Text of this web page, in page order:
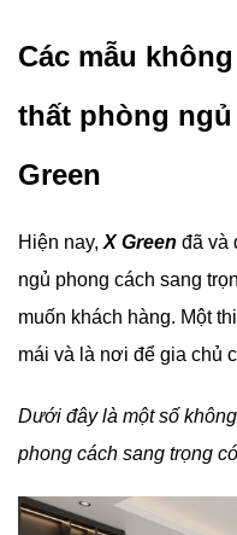
Các mẫu
thất phòng
Green
Hiện nay, X Green đã và
ngủ phong cách sang
muốn khách hàng. Một
mái và là nơi để gia chủ
Dưới đây là một số
phong cách sang trọng